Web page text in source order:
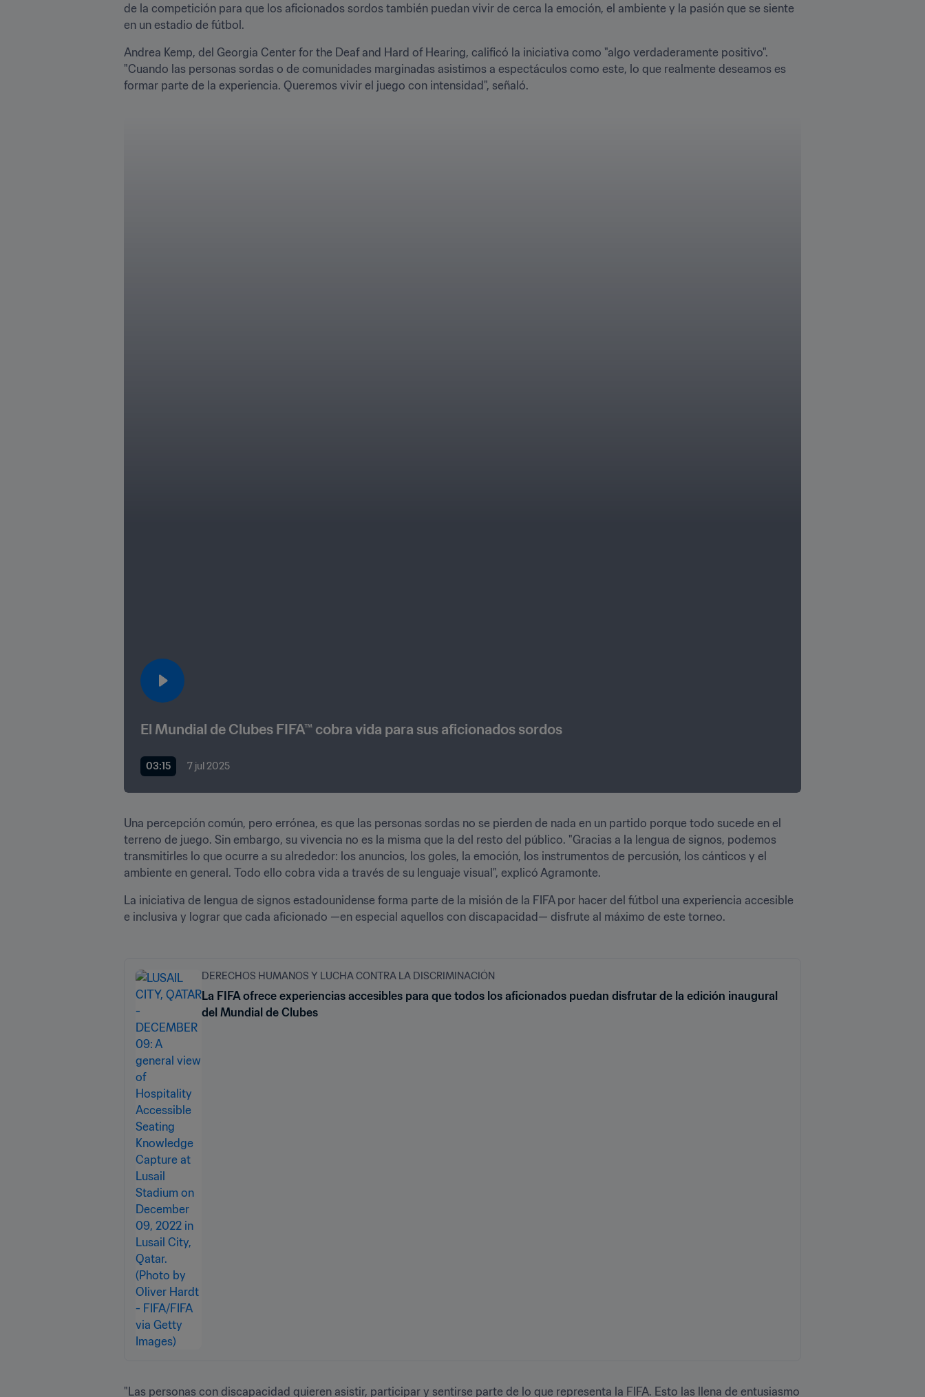
de la competición para que los aficionados sordos también puedan vivir de cerca la emoción, el ambiente y la pasión que se siente
en un estadio de fútbol.
Andrea Kemp, del Georgia Center for the Deaf and Hard of Hearing, calificó la iniciativa como "algo verdaderamente positivo".
"Cuando las personas sordas o de comunidades marginadas asistimos a espectáculos como este, lo que realmente deseamos es
formar parte de la experiencia. Queremos vivir el juego con intensidad", señaló.
El Mundial de Clubes FIFA™ cobra vida para sus aficionados sordos
03:15 7 jul 2025
Una percepción común, pero errónea, es que las personas sordas no se pierden de nada en un partido porque todo sucede en el
terreno de juego. Sin embargo, su vivencia no es la misma que la del resto del público. "Gracias a la lengua de signos, podemos
transmitirles lo que ocurre a su alrededor: los anuncios, los goles, la emoción, los instrumentos de percusión, los cánticos y el
ambiente en general. Todo ello cobra vida a través de su lenguaje visual", explicó Agramonte.
La iniciativa de lengua de signos estadounidense forma parte de la misión de la FIFA por hacer del fútbol una experiencia accesible
e inclusiva y lograr que cada aficionado —en especial aquellos con discapacidad— disfrute al máximo de este torneo.
DERECHOS HUMANOS Y LUCHA CONTRA LA DISCRIMINACIÓN
La FIFA ofrece experiencias accesibles para que todos los aficionados puedan disfrutar de la edición inaugural
del Mundial de Clubes
"Las personas con discapacidad quieren asistir, participar y sentirse parte de lo que representa la FIFA. Esto las llena de entusiasmo